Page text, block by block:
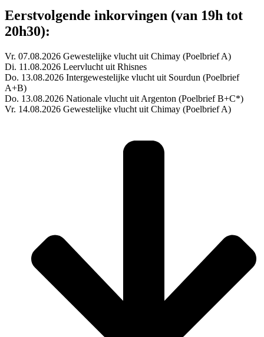
Eerstvolgende inkorvingen (van 19h tot
20h30):
Vr. 07.08.2026 Gewestelijke vlucht uit Chimay (Poelbrief A)
Di. 11.08.2026 Leervlucht uit Rhisnes
Do. 13.08.2026 Intergewestelijke vlucht uit Sourdun (Poelbrief
A+B)
Do. 13.08.2026 Nationale vlucht uit Argenton (Poelbrief B+C*)
Vr. 14.08.2026 Gewestelijke vlucht uit Chimay (Poelbrief A)